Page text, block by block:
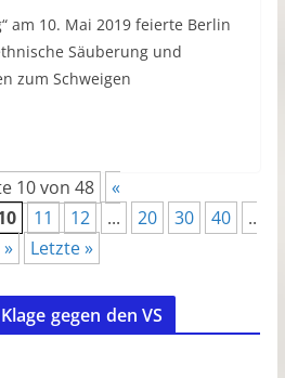
am 10. Mai 2019 feierte Berlin
Säuberung und
zum Schweigen
10 von 48
«
11 12 ... 20 30 40
..
» Letzte »
gegen den VS